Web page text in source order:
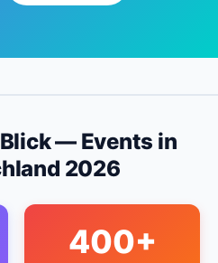
— Events in
2026
400+